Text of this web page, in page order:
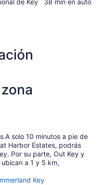
de Key
‪38 min en auto‬
solo 10 minutos a pie de
Harbor Estates, podrás
Por su parte, Out Key y
a 1 y 5 km,
Key